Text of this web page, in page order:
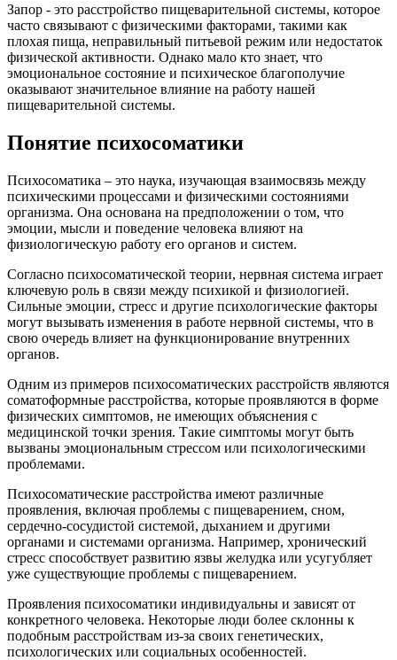
Запор - это расстройство пищеварительной системы, которое
часто связывают с физическими факторами, такими как
плохая пища, неправильный питьевой режим или недостаток
физической активности. Однако мало кто знает, что
эмоциональное состояние и психическое благополучие
оказывают значительное влияние на работу нашей
пищеварительной системы.
Понятие психосоматики
Психосоматика – это наука, изучающая взаимосвязь между
психическими процессами и физическими состояниями
организма. Она основана на предположении о том, что
эмоции, мысли и поведение человека влияют на
физиологическую работу его органов и систем.
Согласно психосоматической теории, нервная система играет
ключевую роль в связи между психикой и физиологией.
Сильные эмоции, стресс и другие психологические факторы
могут вызывать изменения в работе нервной системы, что в
свою очередь влияет на функционирование внутренних
органов.
Одним из примеров психосоматических расстройств являются
соматоформные расстройства, которые проявляются в форме
физических симптомов, не имеющих объяснения с
медицинской точки зрения. Такие симптомы могут быть
вызваны эмоциональным стрессом или психологическими
проблемами.
Психосоматические расстройства имеют различные
проявления, включая проблемы с пищеварением, сном,
сердечно-сосудистой системой, дыханием и другими
органами и системами организма. Например, хронический
стресс способствует развитию язвы желудка или усугубляет
уже существующие проблемы с пищеварением.
Проявления психосоматики индивидуальны и зависят от
конкретного человека. Некоторые люди более склонны к
подобным расстройствам из-за своих генетических,
психологических или социальных особенностей.